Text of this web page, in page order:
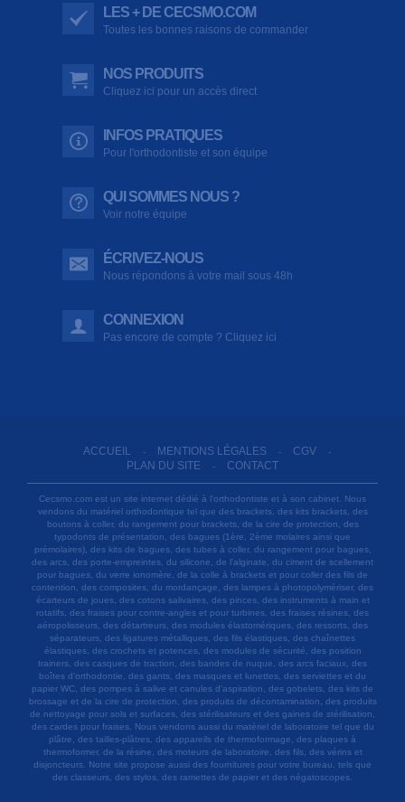
LES + DE CECSMO.COM
Toutes les bonnes raisons de commander
NOS PRODUITS
Cliquez ici pour un accès direct
INFOS PRATIQUES
Pour l'orthodontiste et son équipe
QUI SOMMES NOUS ?
Voir notre équipe
ÉCRIVEZ-NOUS
Nous répondons à votre mail sous 48h
CONNEXION
Pas encore de compte ? Cliquez ici
ACCUEIL - MENTIONS LÉGALES - CGV -
PLAN DU SITE - CONTACT
Cecsmo.com est un site internet dédié à l'orthodontiste et à son cabinet. Nous
vendons du matériel orthodontique tel que des brackets, des kits brackets, des
boutons à coller, du rangement pour brackets, de la cire de protection, des
typodonts de présentation, des bagues (1ère, 2ème molaires ainsi que
prémolaires), des kits de bagues, des tubes à coller, du rangement pour bagues,
des arcs, des porte-empreintes, du silicone, de l'alginate, du ciment de scellement
pour bagues, du verre ionomère, de la colle à brackets et pour coller des fils de
contention, des composites, du mordançage, des lampes à photopolymériser, des
écarteurs de joues, des cotons salivaires, des pinces, des instruments à main et
rotatifs, des fraises pour contre-angles et pour turbines, des fraises résines, des
aéropolisseurs, des détartreurs, des modules élastomériques, des ressorts, des
séparateurs, des ligatures métalliques, des fils élastiques, des chaînettes
élastiques, des crochets et potences, des modules de sécurité, des position
trainers, des casques de traction, des bandes de nuque, des arcs faciaux, des
boîtes d'orthodontie, des gants, des masques et lunettes, des serviettes et du
papier WC, des pompes à salive et canules d'aspiration, des gobelets, des kits de
brossage et de la cire de protection, des produits de décontamination, des produits
de nettoyage pour sols et surfaces, des stérilisateurs et des gaines de stérilisation,
des cardes pour fraises. Nous vendons aussi du matériel de laboratoire tel que du
plâtre, des tailles-plâtres, des appareils de thermoformage, des plaques à
thermoformer, de la résine, des moteurs de laboratoire, des fils, des vérins et
disjoncteurs. Notre site propose aussi des fournitures pour votre bureau, tels que
des classeurs, des stylos, des ramettes de papier et des négatoscopes.